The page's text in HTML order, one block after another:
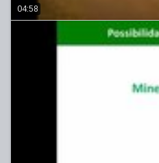
04:58